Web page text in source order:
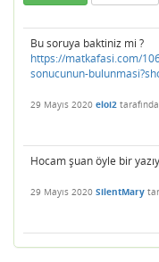
Bu soruya baktiniz mi ?
https://matkafasi.com/
sonucunun-
29 Mayıs 2020 eloi2
Hocam şuan öyle bir
29 Mayıs 2020 SilentMary